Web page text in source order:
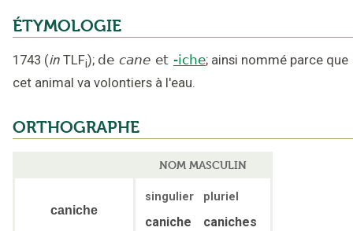
ÉTYMOLOGIE
1743 (in TLFi); de cane et -iche; ainsi nommé parce que
cet animal va volontiers à l'eau.
ORTHOGRAPHE
NOM MASCULIN
caniche
singulier pluriel
caniche caniches